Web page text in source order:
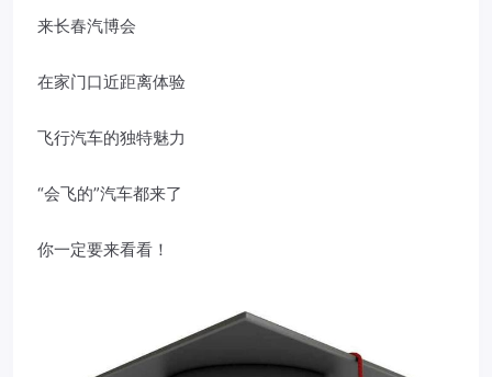
来长春汽博会
在家门口近距离体验
飞行汽车的独特魅力
“会飞的”汽车都来了
你一定要来看看！